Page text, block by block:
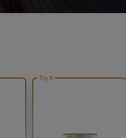
Try It